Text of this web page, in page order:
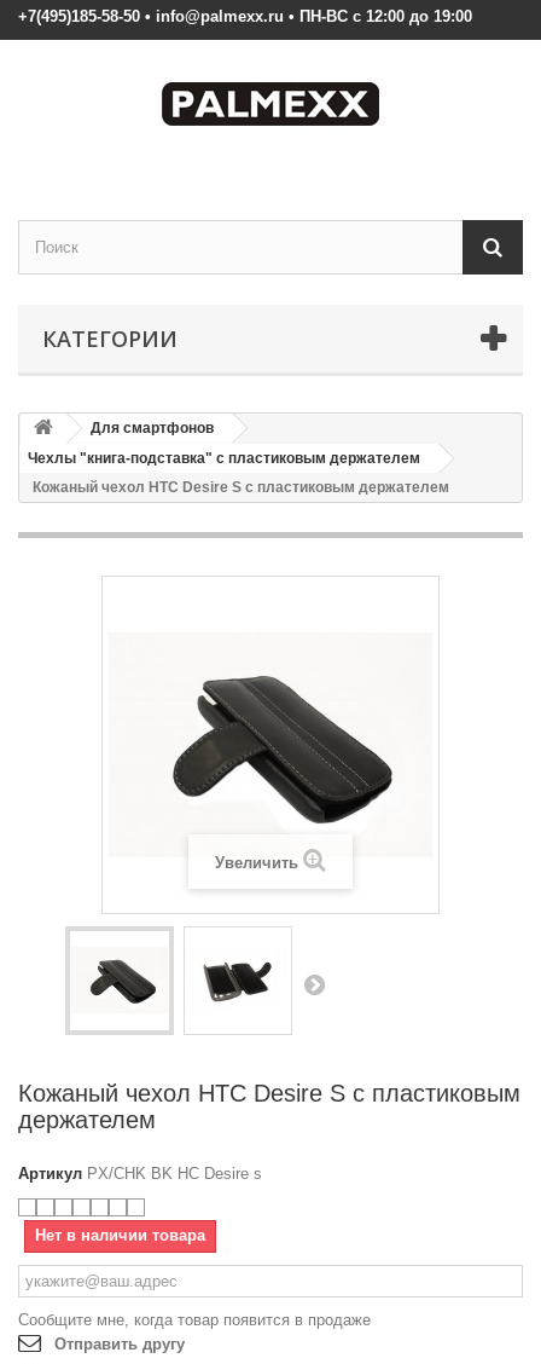
+7(495)185-58-50 • info@palmexx.ru • ПН-ВС с 12:00 до 19:00
КАТЕГОРИИ
Для смартфонов
Чехлы "книга-подставка" с пластиковым держателем
Кожаный чехол HTC Desire S с пластиковым держателем
Увеличить
Кожаный чехол HTC Desire S с пластиковым
держателем
Артикул PX/CHK BK HC Desire s
Нет в наличии товара
Сообщите мне, когда товар появится в продаже
Отправить другу